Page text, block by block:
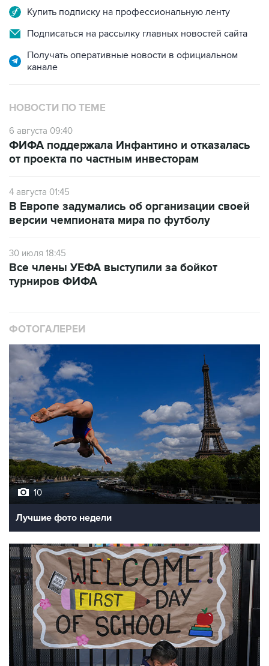
Купить подписку на профессиональную ленту
Подписаться на рассылку главных новостей сайта
Получать оперативные новости в официальном
канале
НОВОСТИ ПО ТЕМЕ
6 августа 09:40
ФИФА поддержала Инфантино и отказалась
от проекта по частным инвесторам
4 августа 01:45
В Европе задумались об организации своей
версии чемпионата мира по футболу
30 июля 18:45
Все члены УЕФА выступили за бойкот
турниров ФИФА
ФОТОГАЛЕРЕИ
10
Лучшие фото недели